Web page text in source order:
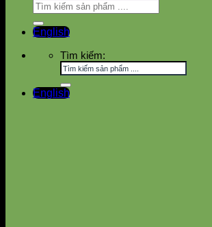
English
Tìm kiếm:
English